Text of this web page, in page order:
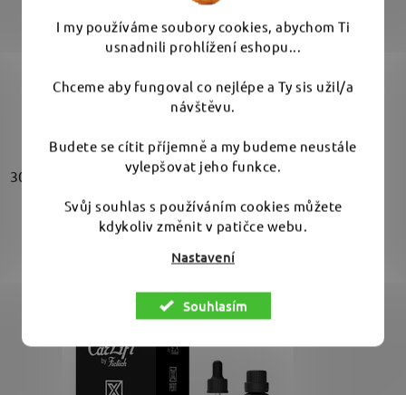
I my používáme soubory cookies, abychom Ti
usnadnili prohlížení eshopu...
Chceme aby fungoval co nejlépe a Ty sis užil/a
návštěvu.
Budete se cítit příjemně a my budeme neustále
vylepšovat jeho funkce.
Svůj souhlas s používáním cookies můžete
kdykoliv změnit v patičce webu.
Nastavení
Souhlasím
z
hvězdiček.
DETAIL
Základní keramický sealant v nabídce značky Gyeon v
odlehčeném balení za nižší cenu....
30 ml 100 ml